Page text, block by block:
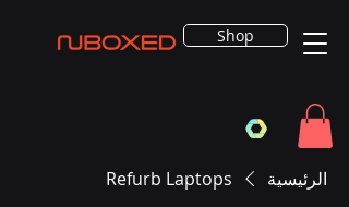
Shop
الرئيسية Refurb Laptops